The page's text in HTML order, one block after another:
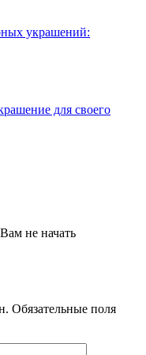
украшений:
для своего
не начать
Обязательные поля